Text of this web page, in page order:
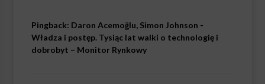
Pingback: Daron Acemoğlu, Simon Johnson -
Władza i postęp. Tysiąc lat walki o technologię i
dobrobyt – Monitor Rynkowy